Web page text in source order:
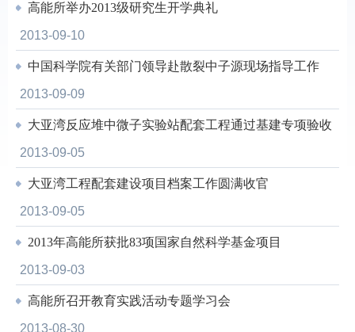
高能所举办2013级研究生开学典礼
2013-09-10
中国科学院有关部门领导赴散裂中子源现场指导工作
2013-09-09
大亚湾反应堆中微子实验站配套工程通过基建专项验收
2013-09-05
大亚湾工程配套建设项目档案工作圆满收官
2013-09-05
2013年高能所获批83项国家自然科学基金项目
2013-09-03
高能所召开教育实践活动专题学习会
2013-08-30